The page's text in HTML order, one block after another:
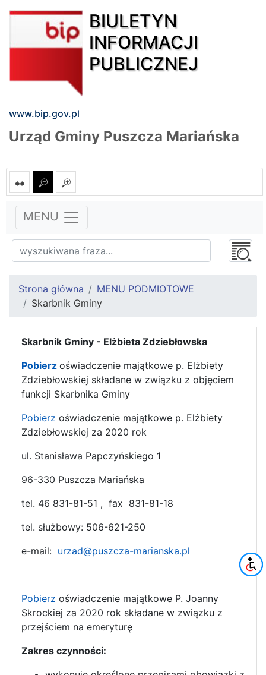
BIULETYN
INFORMACJI
PUBLICZNEJ
www.bip.gov.pl
Urząd Gminy Puszcza Mariańska
MENU
Strona główna
MENU PODMIOTOWE
Skarbnik Gminy
Skarbnik Gminy - Elżbieta Zdziebłowska
Pobierz oświadczenie majątkowe p. Elżbiety
Zdziebłowskiej składane w związku z objęciem
funkcji Skarbnika Gminy
Pobierz oświadczenie majątkowe p. Elżbiety
Zdziebłowskiej za 2020 rok
ul. Stanisława Papczyńskiego 1
96-330 Puszcza Mariańska
tel. 46 831-81-51 , fax 831-81-18
tel. służbowy: 506-621-250
e-mail: urzad@puszcza-marianska.pl
Pobierz oświadczenie majątkowe P. Joanny
Skrockiej za 2020 rok składane w związku z
przejściem na emeryturę
Zakres czynności: